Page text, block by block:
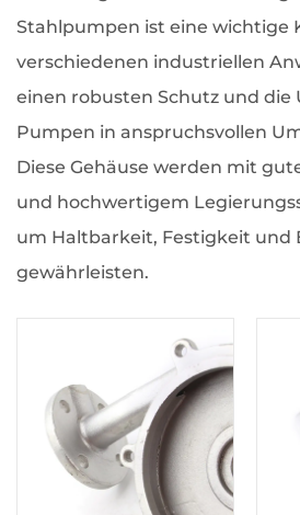
Stahlpumpen ist eine wichtige
verschiedenen industriellen
einen robusten Schutz und
Pumpen in anspruchsvollen
Diese Gehäuse werden mit
und hochwertigem
um Haltbarkeit, Festigkeit und
gewährleisten.